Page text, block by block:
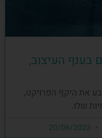
בענף העיצוב,
את היקף הפרויקט,
שלו.